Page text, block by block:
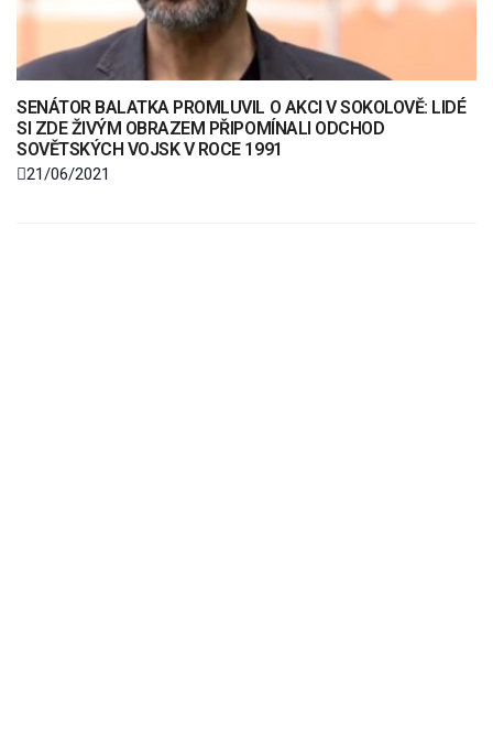
SENÁTOR BALATKA PROMLUVIL O AKCI V SOKOLOVĚ: LIDÉ
SI ZDE ŽIVÝM OBRAZEM PŘIPOMÍNALI ODCHOD
SOVĚTSKÝCH VOJSK V ROCE 1991
21/06/2021